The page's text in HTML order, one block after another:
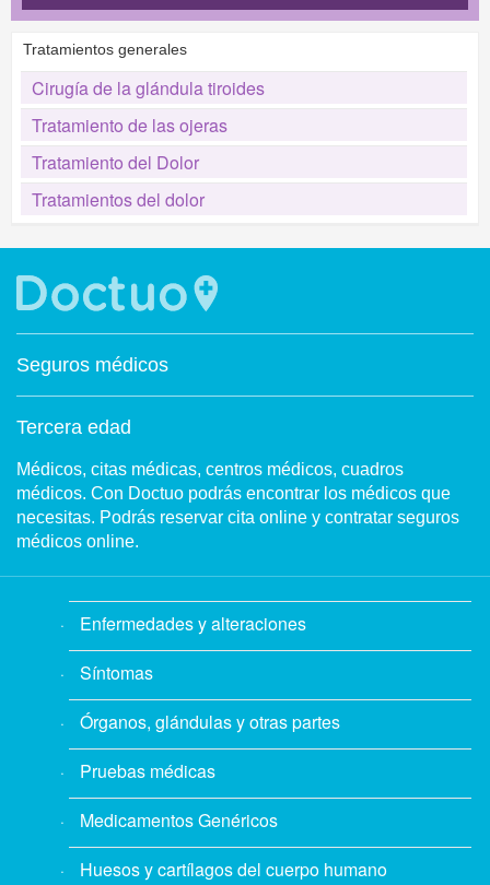
Tratamientos generales
Cirugía de la glándula tiroides
Tratamiento de las ojeras
Tratamiento del Dolor
Tratamientos del dolor
Seguros médicos
Tercera edad
Médicos, citas médicas, centros médicos, cuadros
médicos. Con Doctuo podrás encontrar los médicos que
necesitas. Podrás reservar cita online y contratar seguros
médicos online.
Enfermedades y alteraciones
Síntomas
Órganos, glándulas y otras partes
Pruebas médicas
Medicamentos Genéricos
Huesos y cartílagos del cuerpo humano